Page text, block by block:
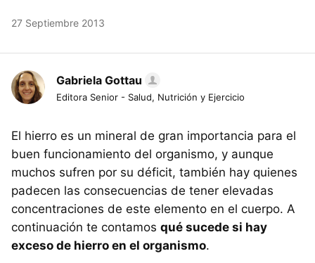
27 Septiembre 2013
Gabriela Gottau
Editora Senior - Salud, Nutrición y Ejercicio
El hierro es un mineral de gran importancia para el
buen funcionamiento del organismo, y aunque
muchos sufren por su déficit, también hay quienes
padecen las consecuencias de tener elevadas
concentraciones de este elemento en el cuerpo. A
continuación te contamos qué sucede si hay
exceso de hierro en el organismo.